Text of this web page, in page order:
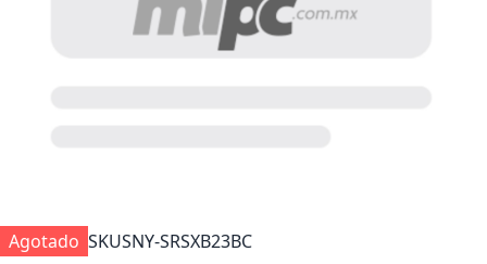
Agotado SKUSNY-SRSXB23BC